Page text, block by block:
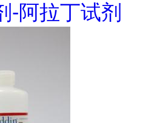
-阿拉丁试剂